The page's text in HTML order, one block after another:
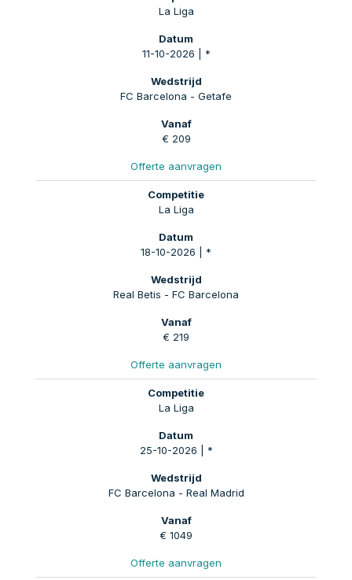
La Liga
11-10-2026 | *
FC Barcelona - Getafe
€ 209
Offerte aanvragen
La Liga
18-10-2026 | *
Real Betis - FC Barcelona
€ 219
Offerte aanvragen
La Liga
25-10-2026 | *
FC Barcelona - Real Madrid
€ 1049
Offerte aanvragen